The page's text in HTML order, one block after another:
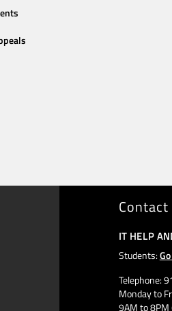
Contact
IT HELP
Students:
Telephone:
Monday to
9AM to 8PM